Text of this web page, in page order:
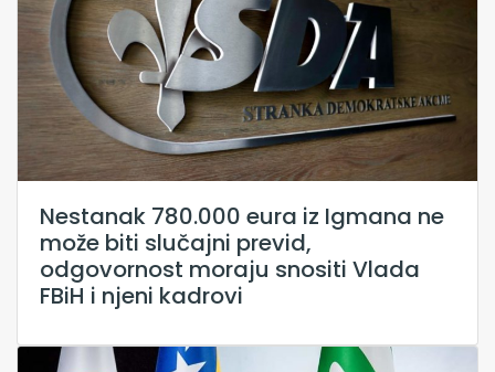
Nestanak 780.000 eura iz Igmana ne
može biti slučajni previd,
odgovornost moraju snositi Vlada
FBiH i njeni kadrovi